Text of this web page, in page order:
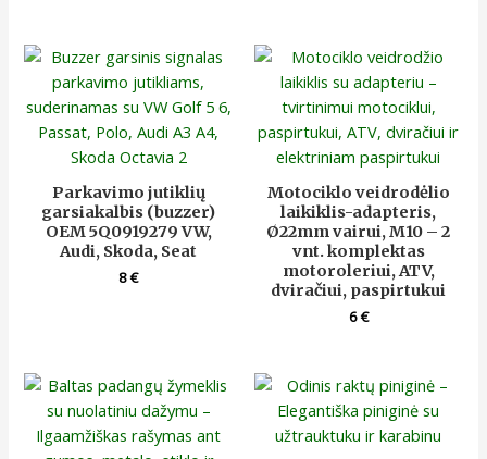
Parkavimo jutiklių
garsiakalbis (buzzer)
OEM 5Q0919279 VW,
Audi, Skoda, Seat
8€
Motociklo veidrodėlio
laikiklis-adapteris,
Ø22mm vairui, M10 – 2
vnt. komplektas
motoroleriui, ATV,
dviračiui, paspirtukui
6€